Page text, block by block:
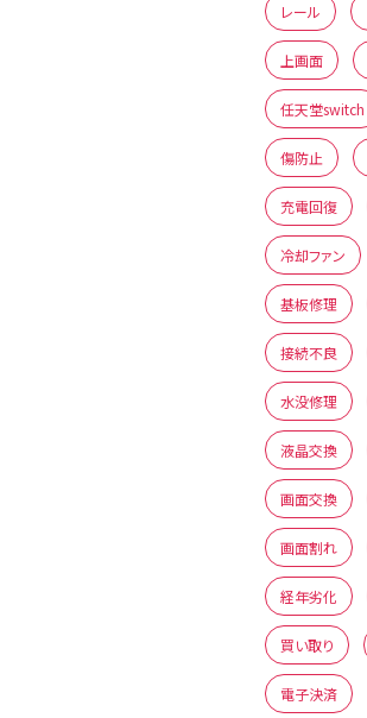
レール
上画面
任天堂switch
傷防止
充電回復
冷却ファン
基板修理
接続不良
水没修理
液晶交換
画面交換
画面割れ
経年劣化
買い取り
電子決済